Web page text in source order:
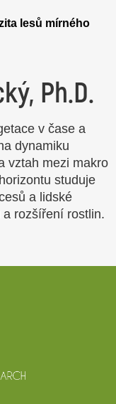
lesů mírného
Ph.D.
v čase a
dynamiku
vztah mezi makro
studuje
a lidské
rozšíření rostlin.